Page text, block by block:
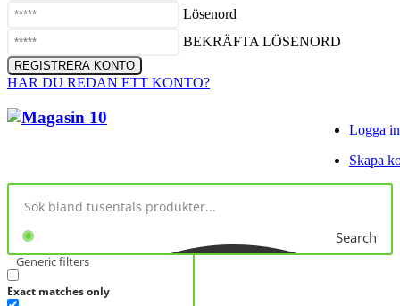
Lösenord
BEKRÄFTA LÖSENORD
HAR DU REDAN ETT KONTO?
Logga in
Skapa
Search
Generic filters
Exact matches only